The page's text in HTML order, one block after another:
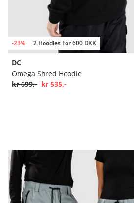
-23% 2 Hoodies For 600 DKK
DC
Omega Shred Hoodie
kr 699,- kr 535,-